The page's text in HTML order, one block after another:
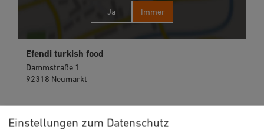
Ja Immer
Efendi turkish food
Dammstraße 1
92318 Neumarkt
Einstellungen zum Datenschutz